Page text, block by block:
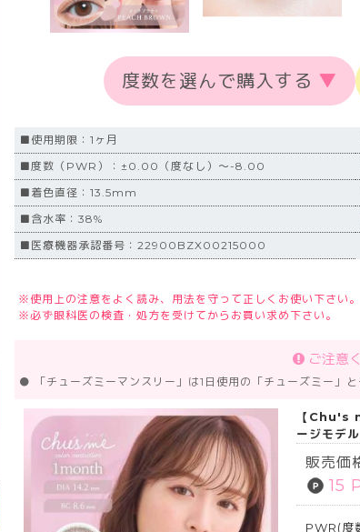
度数を選んで購入する ▼
■使用期限：1ヶ月
■度数（PWR）：±0.00（度なし）～-8.00
■着色直径：13.5mm
■含水率：38%
■医療機器承認番号：22900BZX00215000
※使用上の注意をよく読み、用法を守って正しくお使い下さい。
※必ず眼科医の検査・処方を受けてからお買い求め下さい。
ご注意
● 「チューズミーマンスリー」は1日使用の「チューズミー」と
【Chu's
ージモデ
販売価
15
PWR(度